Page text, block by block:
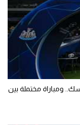
ومباراة مختملة بين